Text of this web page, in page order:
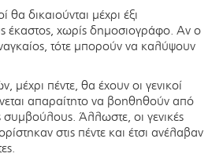
θα δικαιούνται μέχρι έξι
έκαστος, χωρίς δημοσιογράφο. Αν ο
τότε μπορούν να καλύψουν
μέχρι πέντε, θα έχουν οι γενικοί
απαραίτητο να βοηθηθούν από
συμβούλους. Άλλωστε, οι γενικές
στις πέντε και έτσι ανέλαβαν